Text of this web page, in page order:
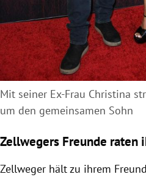
Mit seiner Ex-Frau Christina
um den gemeinsamen Sohn
Zellwegers Freunde raten
Zellweger hält zu ihrem